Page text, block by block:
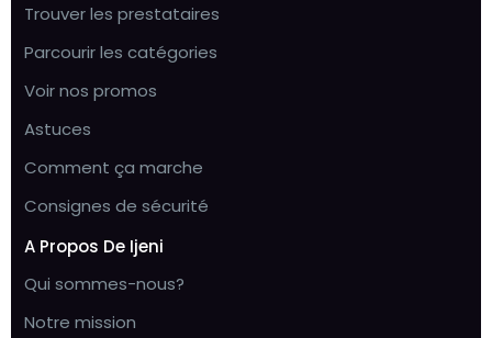
Trouver les prestataires
Parcourir les catégories
Voir nos promos
Astuces
Comment ça marche
Consignes de sécurité
A Propos De Ijeni
Qui sommes-nous?
Notre mission